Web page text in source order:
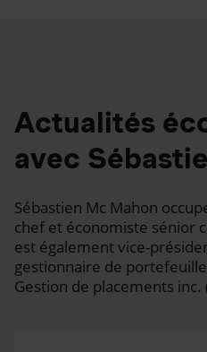
Actualités
avec
Sébastien Mc Mahon
chef et économiste sénior
est également vice-
gestionnaire de
Gestion de placements inc.